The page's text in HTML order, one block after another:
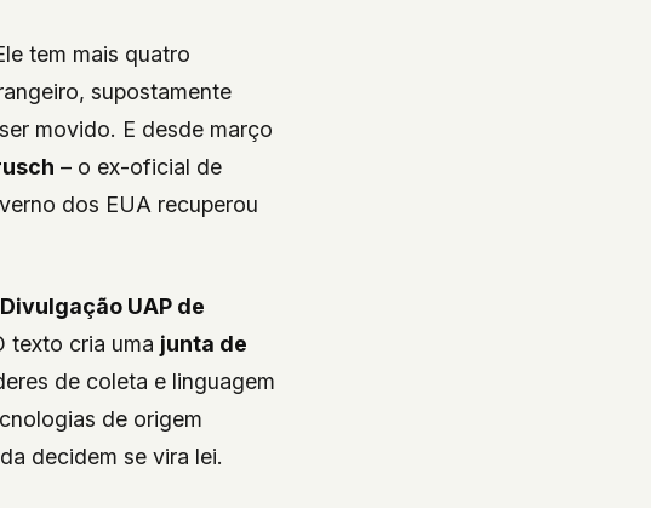
tem mais quatro
supostamente
movido. E desde março
– o ex-oficial de
dos EUA recuperou
UAP de
texto cria uma junta de
de coleta e linguagem
de origem
decidem se vira lei.